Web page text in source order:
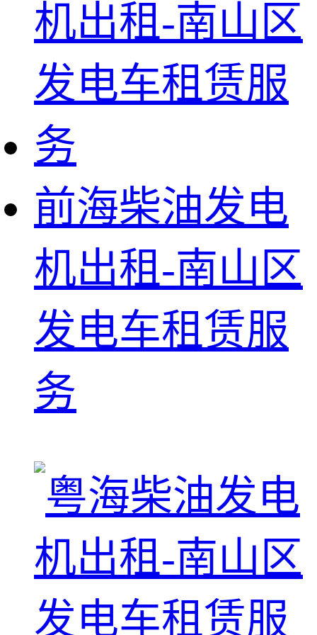
前海柴油发电
机出租-南山区
发电车租赁服
务